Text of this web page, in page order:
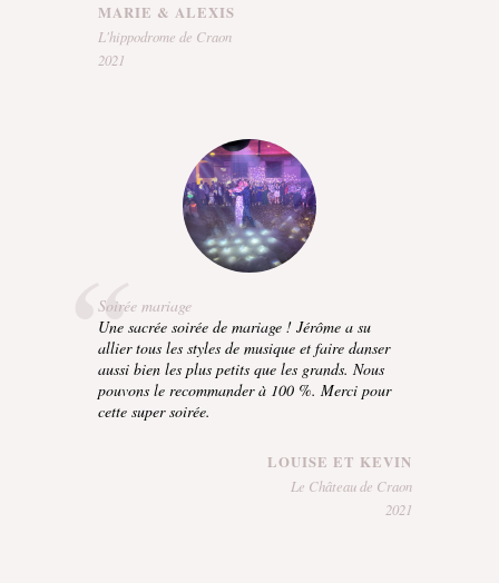
MARIE & ALEXIS
L'hippodrome de Craon
2021
Soirée mariage
Une sacrée soirée de mariage ! Jérôme a su
allier tous les styles de musique et faire danser
aussi bien les plus petits que les grands. Nous
pouvons le recommander à 100 %. Merci pour
cette super soirée.
LOUISE ET KEVIN
Le Château de Craon
2021